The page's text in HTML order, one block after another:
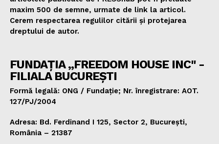
maxim 500 de semne, urmate de link la articol.
Cerem respectarea regulilor citării și protejarea
dreptului de autor.
FUNDAȚIA „FREEDOM HOUSE INC" -
FILIALA BUCUREȘTI
Formă legală: ONG / Fundație; Nr. înregistrare: AOT.
127/PJ/2004
Adresa: Bd. Ferdinand I 125, Sector 2, București,
România – 21387